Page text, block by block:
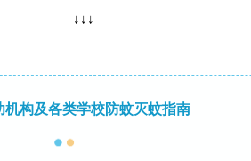
↓↓↓
机构及各类学校防蚊灭蚊指南